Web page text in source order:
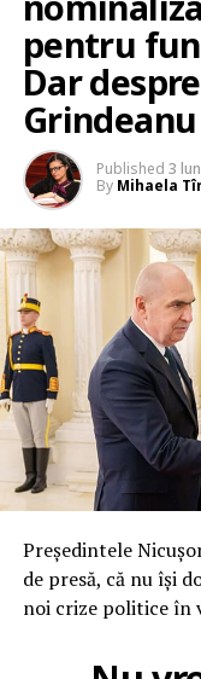
pentru
Dar
Grindeanu
Published 3
By Mihaela
Președintele
de presă, că nu își
noi crize politice în